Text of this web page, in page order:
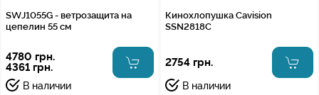
SWJ1055G - ветрозащита на
цепелин 55 см
4780 грн.
4361 грн.
В наличии
Кинохлопушка Cavision
SSN2818C
2754 грн.
В наличии